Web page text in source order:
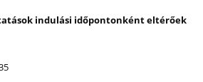
indulási időpontonként eltérőek